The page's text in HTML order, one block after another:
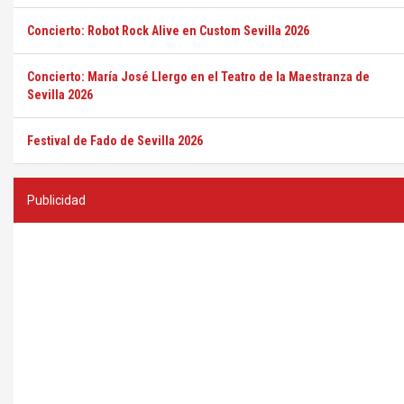
Concierto: Robot Rock Alive en Custom Sevilla 2026
Concierto: María José Llergo en el Teatro de la Maestranza de
Sevilla 2026
Festival de Fado de Sevilla 2026
Publicidad